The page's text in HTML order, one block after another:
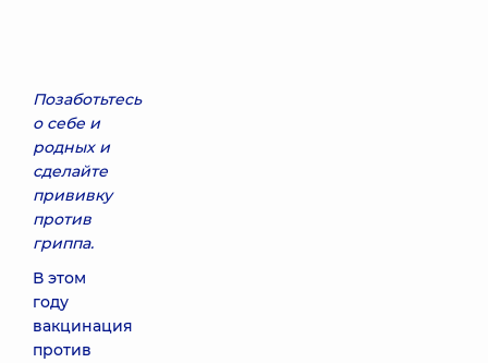
Позаботьтесь
о себе и
родных и
сделайте
прививку
против
гриппа.
В этом
году
вакцинация
против